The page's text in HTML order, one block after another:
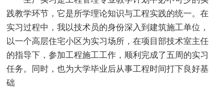
践教学环节，它是所学理论知识与工程实践的统一。在
实习过程中，我以技术员的身份深入到建筑施工单位，
以一个高层住宅小区为实习场所，在项目部技术室主任
的指导下，参加工程施工工作，顺利完成了五周的实习
任务。同时，也为大学毕业后从事工程时间打下良好基
础